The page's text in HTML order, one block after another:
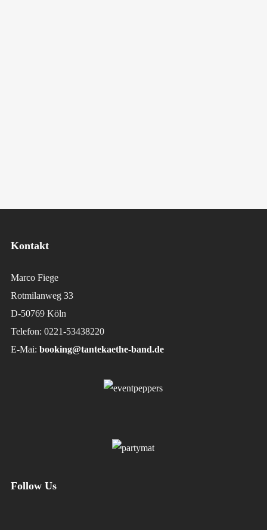
Kontakt
Marco Fiege
Rotmilanweg 33
D-50769 Köln
Telefon: 0221-53438220
E-Mai: booking@tantekaethe-band.de
Follow Us